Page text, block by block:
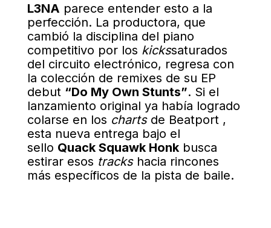
L3NA parece entender esto a la
perfección. La productora, que
cambió la disciplina del piano
competitivo por los kickssaturados
del circuito electrónico, regresa con
la colección de remixes de su EP
debut “Do My Own Stunts”. Si el
lanzamiento original ya había logrado
colarse en los chartsde Beatport ,
esta nueva entrega bajo el
sello Quack Squawk Honk busca
estirar esos trackshacia rincones
más específicos de la pista de baile.